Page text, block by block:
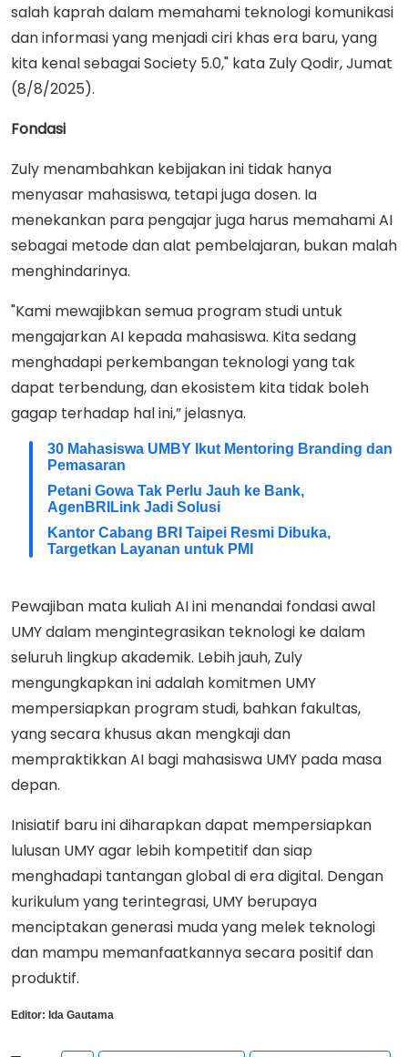
salah kaprah dalam memahami teknologi komunikasi
dan informasi yang menjadi ciri khas era baru, yang
kita kenal sebagai Society 5.0," kata Zuly Qodir, Jumat
(8/8/2025).
Fondasi
Zuly menambahkan kebijakan ini tidak hanya
menyasar mahasiswa, tetapi juga dosen. Ia
menekankan para pengajar juga harus memahami AI
sebagai metode dan alat pembelajaran, bukan malah
menghindarinya.
"Kami mewajibkan semua program studi untuk
mengajarkan AI kepada mahasiswa. Kita sedang
menghadapi perkembangan teknologi yang tak
dapat terbendung, dan ekosistem kita tidak boleh
gagap terhadap hal ini,” jelasnya.
30 Mahasiswa UMBY Ikut Mentoring Branding dan
Pemasaran
Petani Gowa Tak Perlu Jauh ke Bank,
AgenBRILink Jadi Solusi
Kantor Cabang BRI Taipei Resmi Dibuka,
Targetkan Layanan untuk PMI
Pewajiban mata kuliah AI ini menandai fondasi awal
UMY dalam mengintegrasikan teknologi ke dalam
seluruh lingkup akademik. Lebih jauh, Zuly
mengungkapkan ini adalah komitmen UMY
mempersiapkan program studi, bahkan fakultas,
yang secara khusus akan mengkaji dan
mempraktikkan AI bagi mahasiswa UMY pada masa
depan.
Inisiatif baru ini diharapkan dapat mempersiapkan
lulusan UMY agar lebih kompetitif dan siap
menghadapi tantangan global di era digital. Dengan
kurikulum yang terintegrasi, UMY berupaya
menciptakan generasi muda yang melek teknologi
dan mampu memanfaatkannya secara positif dan
produktif.
Editor: Ida Gautama